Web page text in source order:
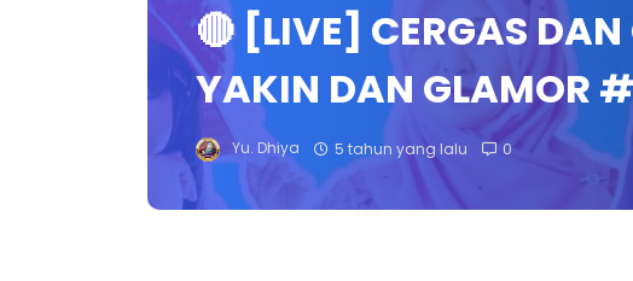
🔴 [LIVE] CERGAS
YAKIN DAN GLAMOR
Yu. Dhiya 5 tahun yang lalu 0